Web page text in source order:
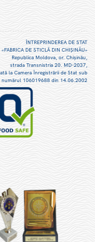
ÎNTREPRINDEREA DE STAT
«FABRICA DE STICLĂ DIN CHIŞINĂU»
Republica Moldova, or. Chişinău,
strada Transnistria 20. MD-2037,
la Camera Înregistrării de Stat sub
numărul 106019688 din 14.06.2002